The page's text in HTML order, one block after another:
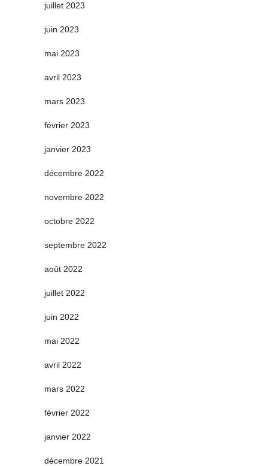
juillet 2023
juin 2023
mai 2023
avril 2023
mars 2023
février 2023
janvier 2023
décembre 2022
novembre 2022
octobre 2022
septembre 2022
août 2022
juillet 2022
juin 2022
mai 2022
avril 2022
mars 2022
février 2022
janvier 2022
décembre 2021